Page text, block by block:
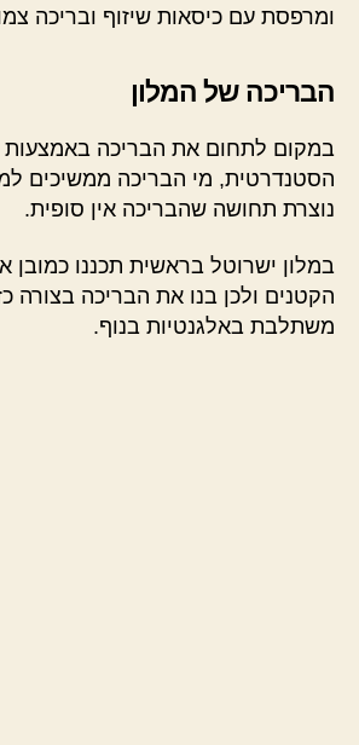
ומרפסת עם כיסאות שיזוף ובריכה
הבריכה של המלון
במקום לתחום את הבריכה
הסטנדרטית, מי הבריכה ממשיכים
נוצרת תחושה שהבריכה אין סופית.
במלון ישרוטל בראשית תכננו
הקטנים ולכן בנו את הבריכה בצורה
משתלבת באלגנטיות בנוף.